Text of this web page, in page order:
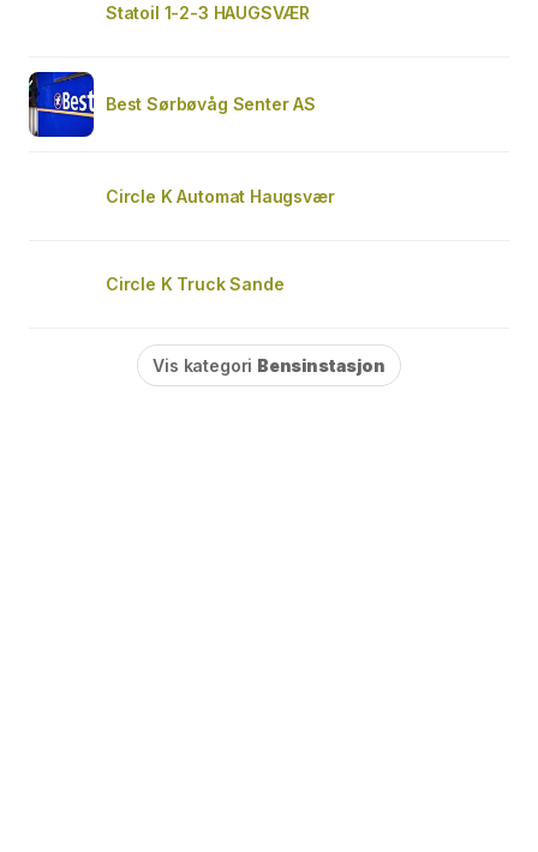
Statoil 1-2-3 HAUGSVÆR
Best Sørbøvåg Senter AS
Circle K Automat Haugsvær
Circle K Truck Sande
Vis kategori Bensinstasjon